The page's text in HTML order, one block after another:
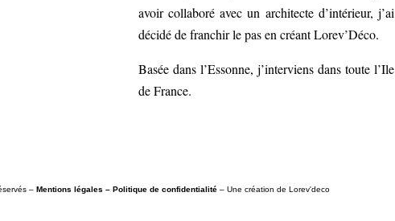
avoir collaboré avec un architecte d’intérieur, j’ai
décidé de franchir le pas en créant Lorev’Déco.
Basée dans l’Essonne, j’interviens dans toute l’Ile
de France.
–Mentions légales –Politique de confidentialité– Une création de Lorev'deco